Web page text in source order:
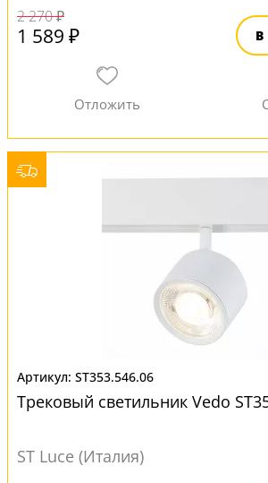
2 270 ₽
1 589 ₽
ST353.546.06
Трековый светильник Vedo
ST Luce (Италия)